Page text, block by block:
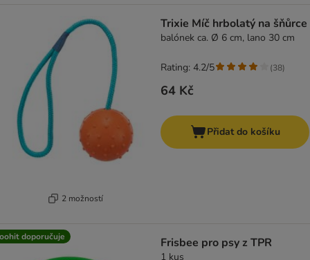
2 možností
Trixie Míč hrbolatý na šňůrce
balónek ca. Ø 6 cm, lano 30 cm
64 Kč
Rating: 4.2/5 (38)
Přidat do košíku
doporučuje Frisbee pro psy z TPR
1 kus